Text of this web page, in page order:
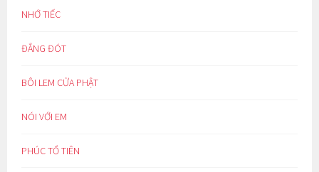
NHỚ TIẾC
ĐẮNG ĐÓT
BÔI LEM CỬA PHẬT
NÓI VỚI EM
PHÚC TỔ TIÊN